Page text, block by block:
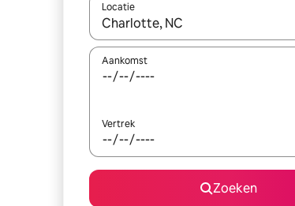
Locatie
Wanneer er resultaten beschikbaar
Aankomst
Vertrek
Zoeken